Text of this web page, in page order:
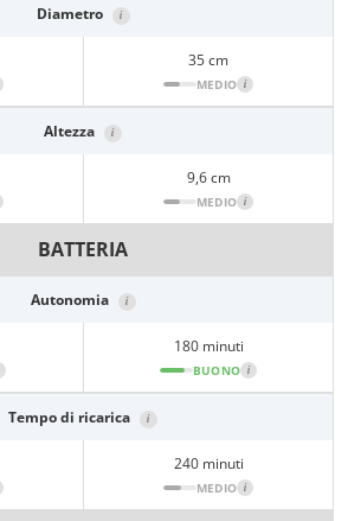
Diametro i
35 cm
MEDIO i
Altezza i
9,6 cm
MEDIO i
BATTERIA
Autonomia i
180 minuti
BUONO i
Tempo di ricarica i
240 minuti
MEDIO i